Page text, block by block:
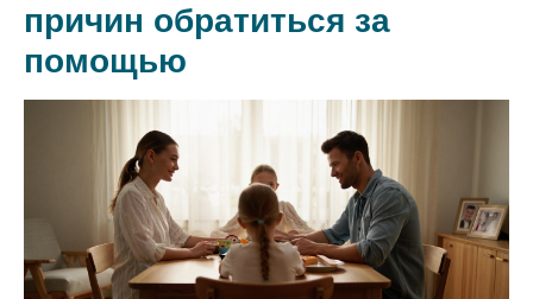
причин обратиться за
помощью